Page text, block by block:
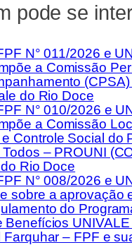
pode se
N° 011/2026 e
a Comissão
do Rio Doce
N° 010/2026 e
a Comissão
Controle Social do
– PROUNI
Rio Doce
N° 008/2026 e
sobre a aprovação
do
Benefícios UNIVALE
– FPF e